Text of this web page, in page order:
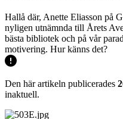
Hallå där, Anette Eliasson på
nyligen utnämnda till Årets
bästa bibliotek och på vår
motivering. Hur känns det?
Den här artikeln publicerades
inaktuell.